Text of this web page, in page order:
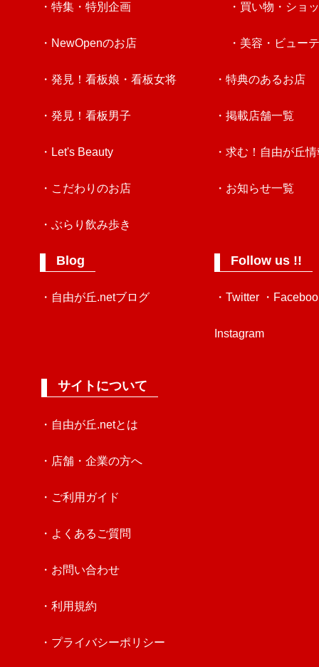
・特集・特別企画
・NewOpenのお店
・発見！看板娘・看板女将
・発見！看板男子
・Let's Beauty
・こだわりのお店
・ぶらり飲み歩き
Blog
・自由が丘.netブログ
・買い物・ショ
・美容・ビュー
・特典のあるお店
・掲載店舗一覧
・求む！自由が丘
・お知らせ一覧
Follow us !!
・Twitter ・
Instagram
サイトについて
・自由が丘.netとは
・店舗・企業の方へ
・ご利用ガイド
・よくあるご質問
・お問い合わせ
・利用規約
・プライバシーポリシー